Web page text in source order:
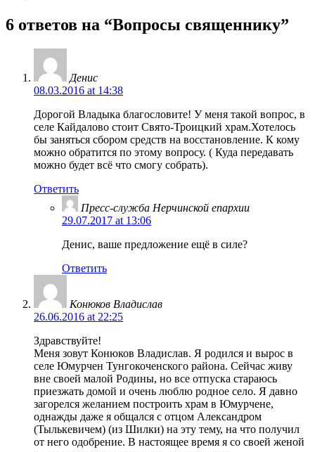
6 ответов на “Вопросы священнику”
Денис
08.03.2016 at 14:38
Дорогой Владыка благословите! У меня такой вопрос, в
селе Кайдалово стоит Свято-Троицкий храм.Хотелось
бы заняться сбором средств на восстановление. К кому
можно обратится по этому вопросу. ( Куда передавать
можно будет всё что смогу собрать).
Ответить
Пресс-служба Нерчинской епархии
29.07.2017 at 13:06
Денис, ваше предложение ещё в силе?
Ответить
Конюков Владислав
26.06.2016 at 22:25
Здравствуйте!
Меня зовут Конюков Владислав. Я родился и вырос в
селе Юмурчен Тунгокоченского района. Сейчас живу
вне своей малой Родины, но все отпуска стараюсь
приезжать домой и очень люблю родное село. Я давно
загорелся желанием построить храм в Юмурчене,
однажды даже я общался с отцом Александром
(Тылькевичем) (из Шилки) на эту тему, на что получил
от него одобрение. В настоящее время я со своей женой